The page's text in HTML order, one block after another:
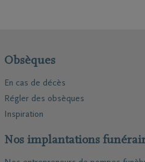
Obsèques
En cas de décès
Régler des obsèques
Inspiration
Nos implantations